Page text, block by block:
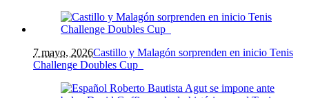
7 mayo, 2026Castillo y Malagón sorprenden en inicio Tenis
Challenge Doubles Cup